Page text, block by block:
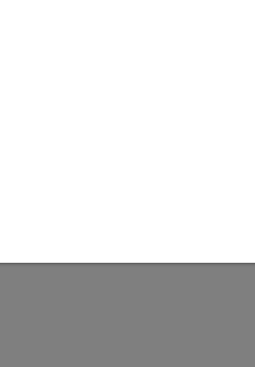
přepěťové ochrany je IP
střídavém proudu, -10 %~+25